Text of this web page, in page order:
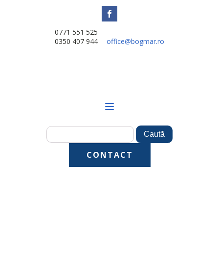
0771 551 525
0350 407 944
office@bogmar.ro
CONTACT